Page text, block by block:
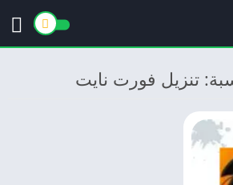
تنزيل فورت نايت